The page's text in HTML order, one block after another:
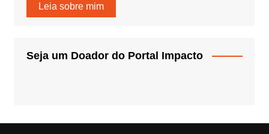
Leia sobre mim
Seja um Doador do Portal Impacto